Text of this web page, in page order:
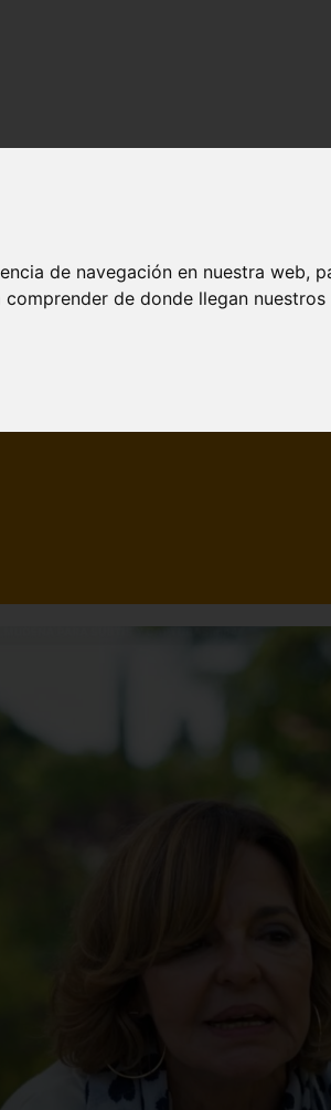
de navegación en nuestra web,
de donde llegan